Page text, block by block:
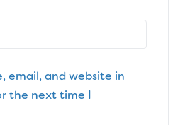
email, and website in
the next time I